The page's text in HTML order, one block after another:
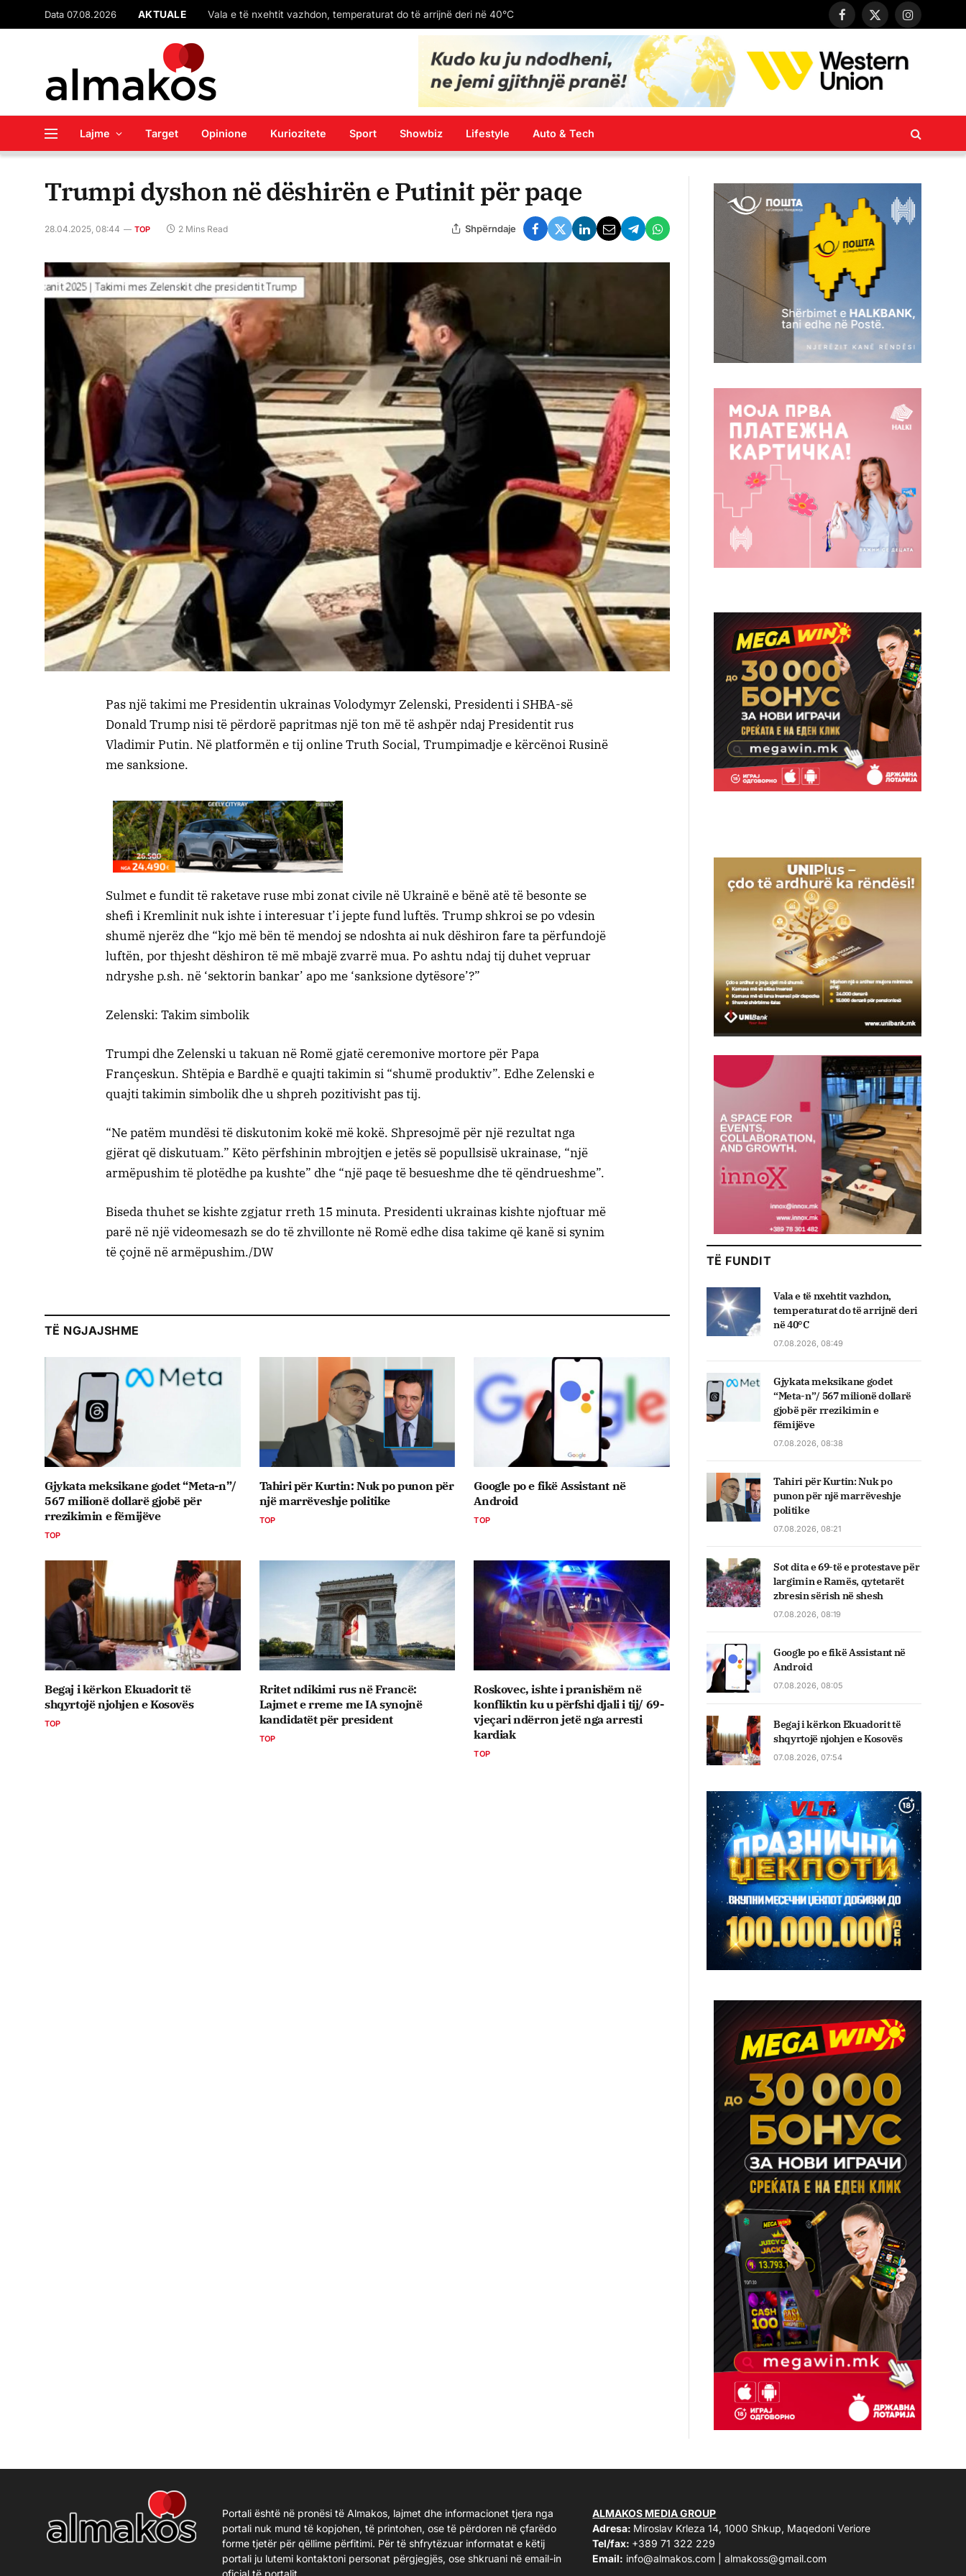
Data 07.08.2026 AKTUALE
Facebook
X
Instagram
Lajme Target Opinione Kuriozitete Sport Showbiz Lifestyle Auto & Tech
Trumpi dyshon në dëshirën e Putinit për paqe
28.04.2025, 08:44 TOP 2 Mins Read Shpërndaje
Pas një takimi me Presidentin ukrainas Volodymyr Zelenski, Presidenti i SHBA-së
Donald Trump nisi të përdorë papritmas një ton më të ashpër ndaj Presidentit rus
Vladimir Putin. Në platformën e tij online Truth Social, Trumpimadje e kërcënoi Rusinë
me sanksione.
Sulmet e fundit të raketave ruse mbi zonat civile në Ukrainë e bënë atë të besonte se
shefi i Kremlinit nuk ishte i interesuar t’i jepte fund luftës. Trump shkroi se po vdesin
shumë njerëz dhe “kjo më bën të mendoj se ndoshta ai nuk dëshiron fare ta përfundojë
luftën, por thjesht dëshiron të më mbajë zvarrë mua. Po ashtu ndaj tij duhet vepruar
ndryshe p.sh. në ‘sektorin bankar’ apo me ‘sanksione dytësore’?”
Zelenski: Takim simbolik
Trumpi dhe Zelenski u takuan në Romë gjatë ceremonive mortore për Papa
Françeskun. Shtëpia e Bardhë e quajti takimin si “shumë produktiv”. Edhe Zelenski e
quajti takimin simbolik dhe u shpreh pozitivisht pas tij.
“Ne patëm mundësi të diskutonim kokë më kokë. Shpresojmë për një rezultat nga
gjërat që diskutuam.” Këto përfshinin mbrojtjen e jetës së popullsisë ukrainase, “një
armëpushim të plotëdhe pa kushte” dhe “një paqe të besueshme dhe të qëndrueshme”.
Biseda thuhet se kishte zgjatur rreth 15 minuta. Presidenti ukrainas kishte njoftuar më
parë në një videomesazh se do të zhvillonte në Romë edhe disa takime që kanë si synim
të çojnë në armëpushim./DW
TË NGJAJSHME
Gjykata meksikane godet “Meta-n”/
567 milionë dollarë gjobë për
rrezikimin e fëmijëve
TOP
Tahiri për Kurtin: Nuk po punon për
një marrëveshje politike
TOP
Google po e fikë Assistant në
Android
TOP
Begaj i kërkon Ekuadorit të
shqyrtojë njohjen e Kosovës
TOP
Rritet ndikimi rus në Francë:
Lajmet e rreme me IA synojnë
kandidatët për president
TOP
Roskovec, ishte i pranishëm në
konfliktin ku u përfshi djali i tij/ 69-
vjeçari ndërron jetë nga arresti
kardiak
TOP
TË FUNDIT
Vala e të nxehtit vazhdon,
temperaturat do të arrijnë deri
në 40°C
07.08.2026, 08:49
Gjykata meksikane godet
“Meta-n”/ 567 milionë dollarë
gjobë për rrezikimin e
fëmijëve
07.08.2026, 08:38
Tahiri për Kurtin: Nuk po
punon për një marrëveshje
politike
07.08.2026, 08:21
Sot dita e 69-të e protestave për
largimin e Ramës, qytetarët
zbresin sërish në shesh
07.08.2026, 08:19
Google po e fikë Assistant në
Android
07.08.2026, 08:05
Begaj i kërkon Ekuadorit të
shqyrtojë njohjen e Kosovës
07.08.2026, 07:54
Portali është në pronësi të Almakos, lajmet dhe informacionet tjera nga
portali nuk mund të kopjohen, të printohen, ose të përdoren në çfarëdo
forme tjetër për qëllime përfitimi. Për të shfrytëzuar informatat e këtij
portali ju lutemi kontaktoni personat përgjegjës, ose shkruani në email-in
oficial të portalit.
ALMAKOS MEDIA GROUP
Adresa: Miroslav Krleza 14, 1000 Shkup, Maqedoni Veriore
Tel/fax: +389 71 322 229
Email: info@almakos.com |almakoss@gmail.com